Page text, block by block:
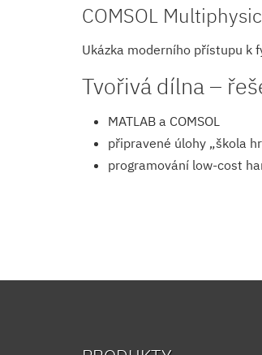
COMSOL
Ukázka moderního přístupu k
Tvořivá dílna –
MATLAB a COMSOL
připravené úlohy „škola
programování low-cost